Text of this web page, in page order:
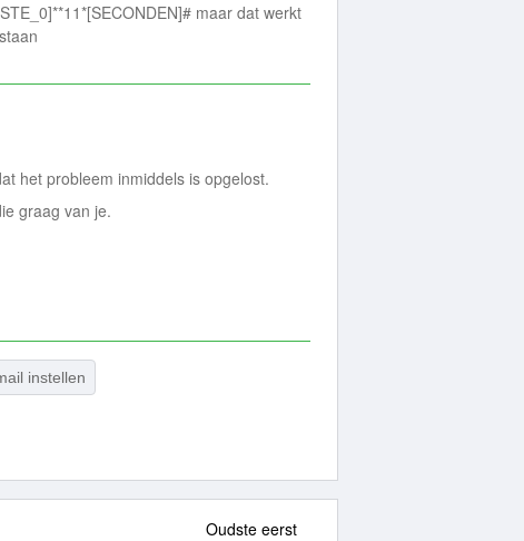
maar dat werkt
het probleem inmiddels is opgelost.
graag van je.
instellen
Oudste eerst